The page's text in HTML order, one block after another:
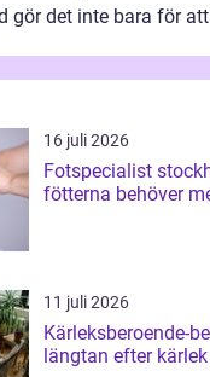
gör det inte bara för
16 juli 2026
Fotspecialist
fötterna behöver
11 juli 2026
Kärleksberoende-
längtan efter